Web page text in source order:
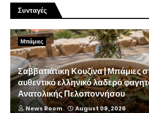
Συνταγές
Μπάμιες
Σαββατιάτικη Κουζίνα | Μπάμιες
αυθεντικό ελληνικό λαδερό
Ανατολικής Πελοποννήσου
News Room August 08, 2026